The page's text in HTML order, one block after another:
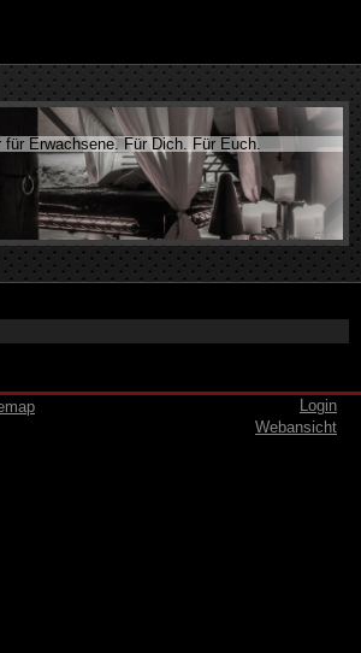
Erwachsene. Für Dich. Für Euch.
Login
Webansicht